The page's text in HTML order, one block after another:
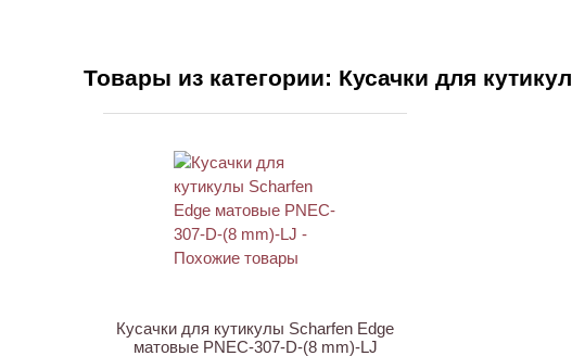
Товары из категории: Кусачки для
Кусачки для кутикулы Scharfen Edge
матовые PNEC-307-D-(8 mm)-LJ